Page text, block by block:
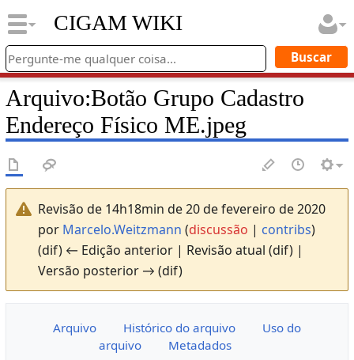
CIGAM WIKI
Arquivo:Botão Grupo Cadastro
Endereço Físico ME.jpeg
Revisão de 14h18min de 20 de fevereiro de 2020
por Marcelo.Weitzmann (discussão | contribs)
(dif) ← Edição anterior | Revisão atual (dif) |
Versão posterior → (dif)
Arquivo Histórico do arquivo
Uso do
arquivo
Metadados